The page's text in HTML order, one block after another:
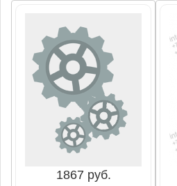
1734 руб.
Фильтр Масляный
P550596 Donaldson
1867 руб.